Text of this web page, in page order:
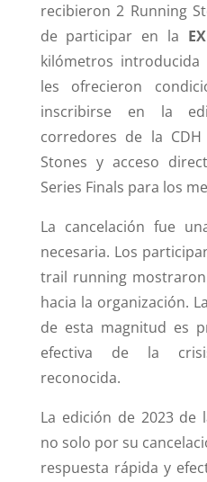
recibieron 2 Running
de participar en la
kilómetros
les ofrecieron
inscribirse en la
corredores de la
Stones y acceso
Series Finals para los
La cancelación fue
necesaria. Los
trail running
hacia la organización.
de esta magnitud es
efectiva de la
reconocida.
La edición de 2023 de
no solo por su
respuesta rápida y